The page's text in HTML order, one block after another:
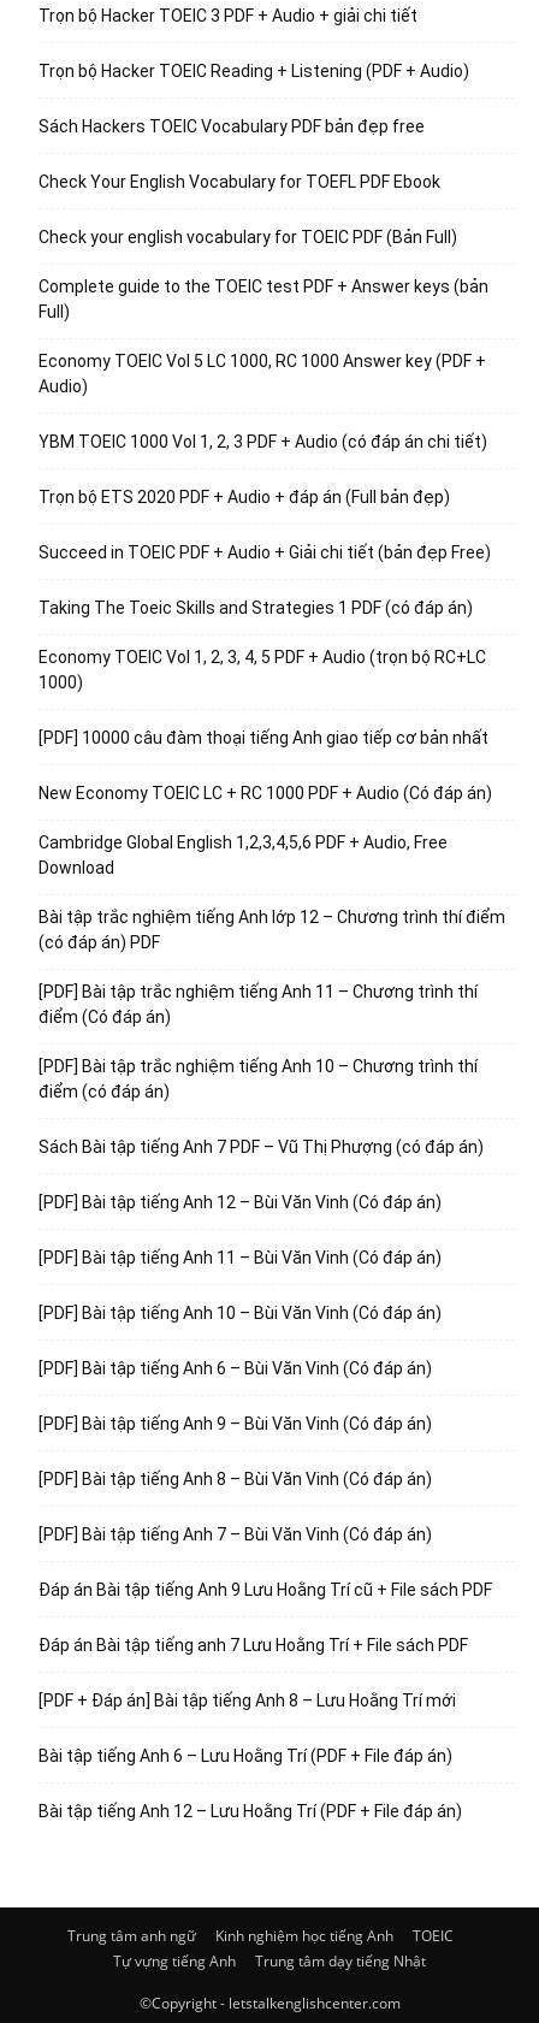
Trọn bộ Hacker TOEIC 3 PDF + Audio + giải chi tiết
Trọn bộ Hacker TOEIC Reading + Listening (PDF + Audio)
Sách Hackers TOEIC Vocabulary PDF bản đẹp free
Check Your English Vocabulary for TOEFL PDF Ebook
Check your english vocabulary for TOEIC PDF (Bản Full)
Complete guide to the TOEIC test PDF + Answer keys (bản
Full)
Economy TOEIC Vol 5 LC 1000, RC 1000 Answer key (PDF +
Audio)
YBM TOEIC 1000 Vol 1, 2, 3 PDF + Audio (có đáp án chi tiết)
Trọn bộ ETS 2020 PDF + Audio + đáp án (Full bản đẹp)
Succeed in TOEIC PDF + Audio + Giải chi tiết (bản đẹp Free)
Taking The Toeic Skills and Strategies 1 PDF (có đáp án)
Economy TOEIC Vol 1, 2, 3, 4, 5 PDF + Audio (trọn bộ RC+LC
1000)
[PDF] 10000 câu đàm thoại tiếng Anh giao tiếp cơ bản nhất
New Economy TOEIC LC + RC 1000 PDF + Audio (Có đáp án)
Cambridge Global English 1,2,3,4,5,6 PDF + Audio, Free
Download
Bài tập trắc nghiệm tiếng Anh lớp 12 – Chương trình thí điểm
(có đáp án) PDF
[PDF] Bài tập trắc nghiệm tiếng Anh 11 – Chương trình thí
điểm (Có đáp án)
[PDF] Bài tập trắc nghiệm tiếng Anh 10 – Chương trình thí
điểm (có đáp án)
Sách Bài tập tiếng Anh 7 PDF – Vũ Thị Phượng (có đáp án)
[PDF] Bài tập tiếng Anh 12 – Bùi Văn Vinh (Có đáp án)
[PDF] Bài tập tiếng Anh 11 – Bùi Văn Vinh (Có đáp án)
[PDF] Bài tập tiếng Anh 10 – Bùi Văn Vinh (Có đáp án)
[PDF] Bài tập tiếng Anh 6 – Bùi Văn Vinh (Có đáp án)
[PDF] Bài tập tiếng Anh 9 – Bùi Văn Vinh (Có đáp án)
[PDF] Bài tập tiếng Anh 8 – Bùi Văn Vinh (Có đáp án)
[PDF] Bài tập tiếng Anh 7 – Bùi Văn Vinh (Có đáp án)
Đáp án Bài tập tiếng Anh 9 Lưu Hoằng Trí cũ + File sách PDF
Đáp án Bài tập tiếng anh 7 Lưu Hoằng Trí + File sách PDF
[PDF + Đáp án] Bài tập tiếng Anh 8 – Lưu Hoằng Trí mới
Bài tập tiếng Anh 6 – Lưu Hoằng Trí (PDF + File đáp án)
Bài tập tiếng Anh 12 – Lưu Hoằng Trí (PDF + File đáp án)
Trung tâm anh ngữ Kinh nghiệm học tiếng Anh
TOEIC
Tự vựng tiếng Anh
Trung tâm dạy tiếng Nhật
©Copyright - letstalkenglishcenter.com